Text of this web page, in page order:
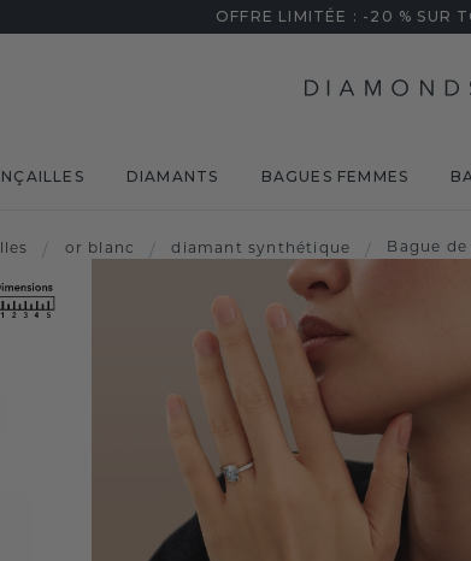
OFFRE LIMITÉE : -20 % SUR
DIAMANTS BAGUES FEMMES
/ or blanc / diamant synthétique / Bague